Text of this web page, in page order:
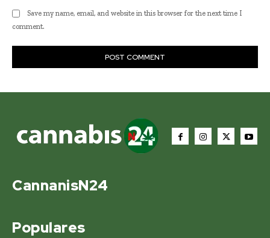
Save my name, email, and website in this browser for the next time I
comment.
CannanisN24
Populares